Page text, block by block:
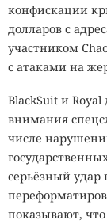
конфискации
долларов с
участником
с атаками на
BlackSuit и Royal
внимания
числе
серьёзный
показывают,